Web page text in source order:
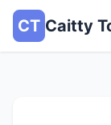
CT Caitty